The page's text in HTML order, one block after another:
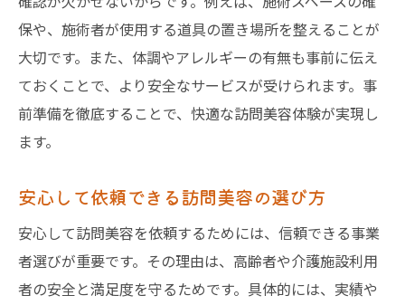
保や、施術者が使用する道具の置き場所を整えることが
大切です。また、体調やアレルギーの有無も事前に伝え
ておくことで、より安全なサービスが受けられます。事
前準備を徹底することで、快適な訪問美容体験が実現し
ます。
安心して依頼できる訪問美容の選び方
安心して訪問美容を依頼するためには、信頼できる事業
者選びが重要です。その理由は、高齢者や介護施設利用
者の安全と満足度を守るためです。具体的には、実績や